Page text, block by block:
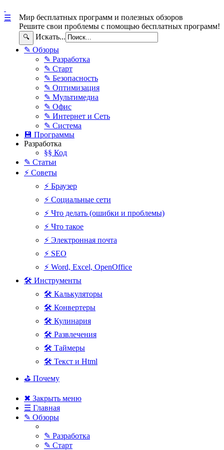
Мир бесплатных программ и полезных обзоров
Решите свои проблемы с помощью бесплатных программ!
🔍 Искать...
☰
✎ Обзоры
✎ Разработка
✎ Старт
✎ Безопасность
✎ Оптимизация
✎ Мультимедиа
✎ Офис
✎ Интернет и Сеть
✎ Система
💾 Программы
Разработка
§§ Код
✎ Статьи
⚡ Советы
⚡ Браузер
⚡ Социальные сети
⚡ Что делать (ошибки и проблемы)
⚡ Что такое
⚡ Электронная почта
⚡ SEO
⚡ Word, Excel, OpenOffice
🛠 Инструменты
🛠 Калькуляторы
🛠 Конвертеры
🛠 Кулинария
🛠 Развлечения
🛠 Таймеры
🛠 Текст и Html
⛳ Почему
✖ Закрыть меню
☰ Главная
✎ Обзоры
✎ Разработка
✎ Старт